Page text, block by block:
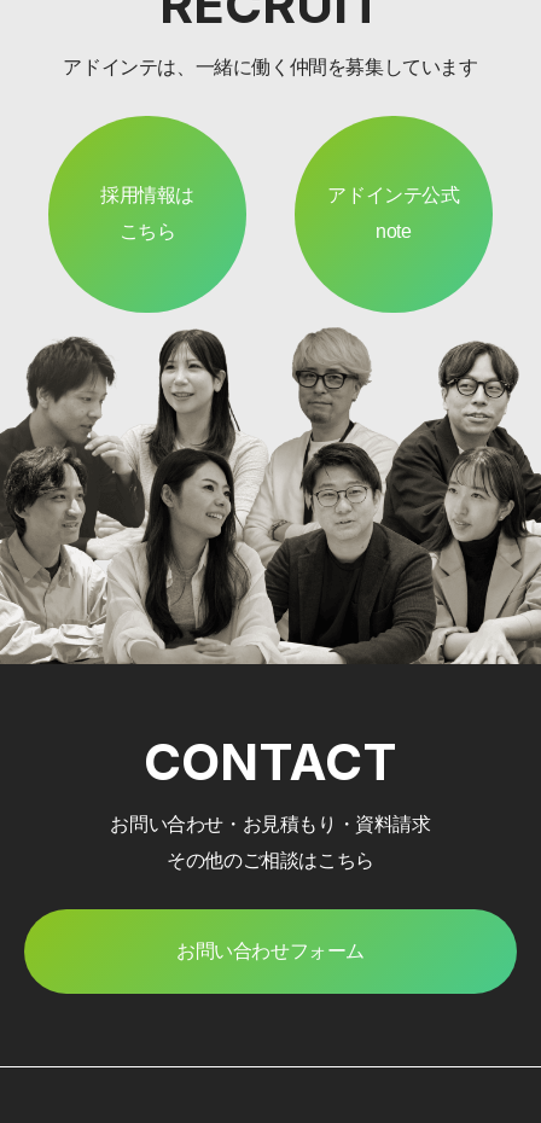
アドインテは、一緒に働く仲間を募集しています
採用情報は
こちら
アドインテ公式
note
CONTACT
お問い合わせ・お見積もり・資料請求
その他のご相談はこちら
お問い合わせフォーム